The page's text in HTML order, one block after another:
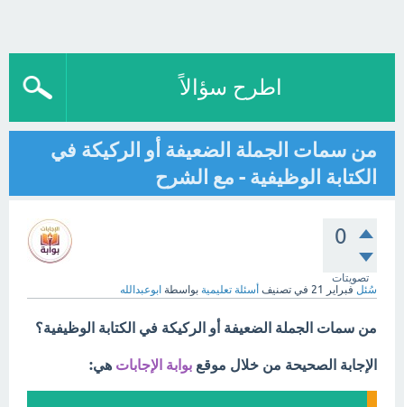
اطرح سؤالاً
من سمات الجملة الضعيفة أو الركيكة في
الكتابة الوظيفية - مع الشرح
0
تصويتات
سُئل فبراير 21 في تصنيف أسئلة تعليمية بواسطة ابوعبدالله
من سمات الجملة الضعيفة أو الركيكة في الكتابة الوظيفية؟
الإجابة الصحيحة من خلال موقع بوابة الإجابات هي: